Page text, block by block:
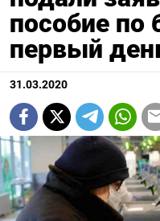
пособие по
первый
31.03.2020